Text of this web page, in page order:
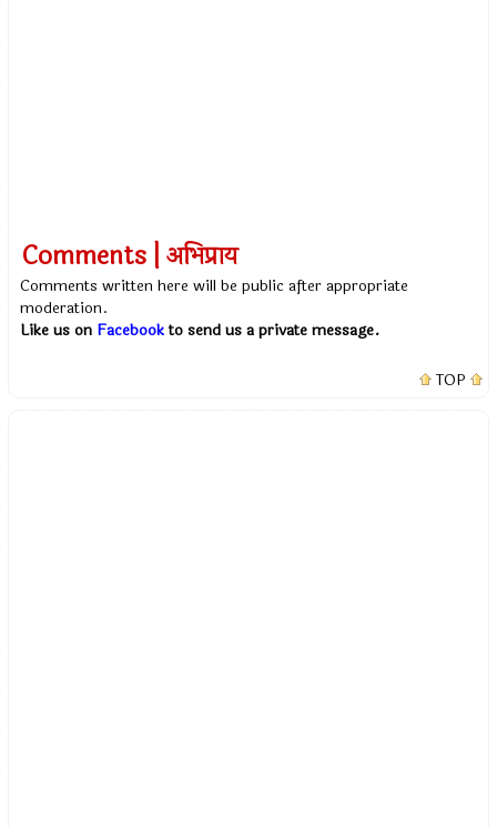
Comments | अभिप्राय
Comments written here will be public after appropriate
moderation.
Like us on Facebookto send us a private message.
TOP